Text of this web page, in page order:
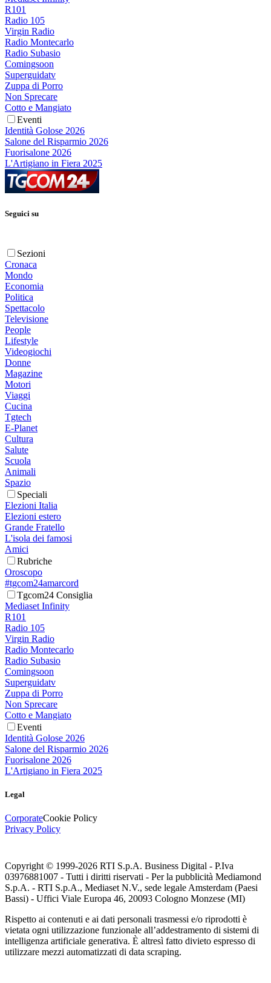
R101
Radio 105
Virgin Radio
Radio Montecarlo
Radio Subasio
Comingsoon
Superguidatv
Zuppa di Porro
Non Sprecare
Cotto e Mangiato
Eventi
Identità Golose 2026
Salone del Risparmio 2026
Fuorisalone 2026
L'Artigiano in Fiera 2025
Seguici su
Sezioni
Cronaca
Mondo
Economia
Politica
Spettacolo
Televisione
People
Lifestyle
Videogiochi
Donne
Magazine
Motori
Viaggi
Cucina
Tgtech
E-Planet
Cultura
Salute
Scuola
Animali
Spazio
Speciali
Elezioni Italia
Elezioni estero
Grande Fratello
L'isola dei famosi
Amici
Rubriche
Oroscopo
#tgcom24amarcord
Tgcom24 Consiglia
Mediaset Infinity
R101
Radio 105
Virgin Radio
Radio Montecarlo
Radio Subasio
Comingsoon
Superguidatv
Zuppa di Porro
Non Sprecare
Cotto e Mangiato
Eventi
Identità Golose 2026
Salone del Risparmio 2026
Fuorisalone 2026
L'Artigiano in Fiera 2025
Legal
CorporateCookie Policy
Privacy Policy
Copyright © 1999-2026 RTI S.p.A. Business Digital - P.Iva
03976881007 - Tutti i diritti riservati - Per la pubblicità Mediamond
S.p.A. - RTI S.p.A., Mediaset N.V., sede legale Amsterdam (Paesi
Bassi) - Uffici Viale Europa 46, 20093 Cologno Monzese (MI)
Rispetto ai contenuti e ai dati personali trasmessi e/o riprodotti è
vietata ogni utilizzazione funzionale all’addestramento di sistemi di
intelligenza artificiale generativa. È altresì fatto divieto espresso di
utilizzare mezzi automatizzati di data scraping.